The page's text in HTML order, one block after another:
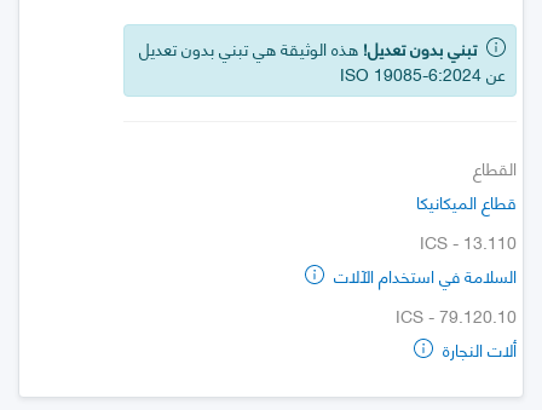
تبني بدون تعديل! هذه الوثيقة هي تبني بدون تعديل
عن ISO 19085-6:2024
القطاع
قطاع الميكانيكا
ICS - 13.110
السلامة في استخدام الآلات
ICS - 79.120.10
ألات النجارة